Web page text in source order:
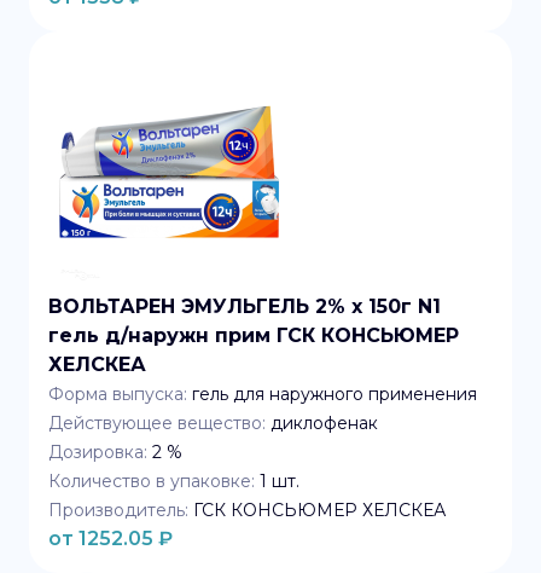
ВОЛЬТАРЕН ЭМУЛЬГЕЛЬ 2% x 150г N1
гель д/наружн прим ГСК КОНСЬЮМЕР
ХЕЛСКЕА
Форма выпуска: гель для наружного применения
Действующее вещество: диклофенак
Дозировка: 2 %
Количество в упаковке: 1 шт.
Производитель: ГСК КОНСЬЮМЕР ХЕЛСКЕА
от 1252.05 ₽